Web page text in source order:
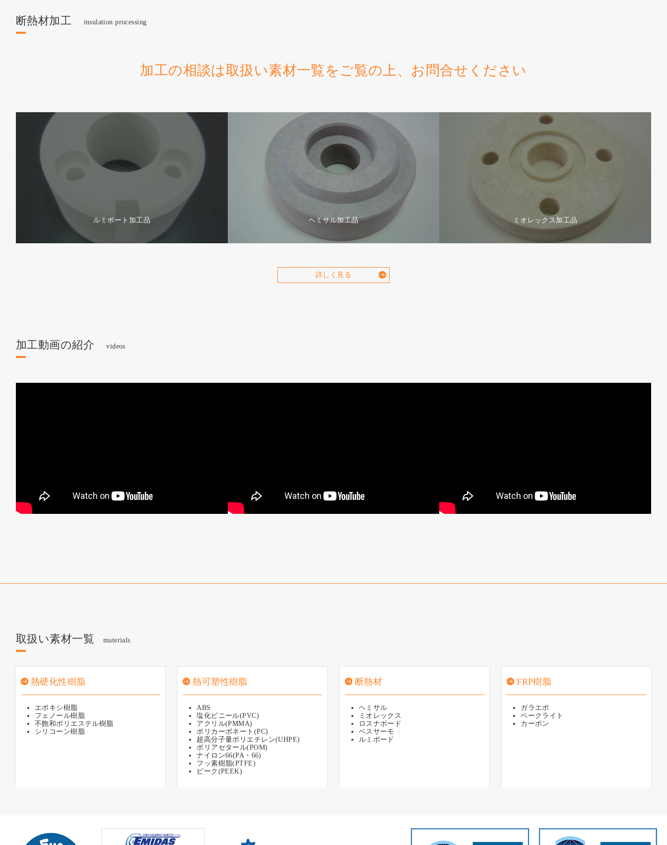
断熱材加工 insulation processing
加工の相談は取扱い素材一覧をご覧の上、お問合せください
ルミボート加工品 ヘミサル加工品 ミオレックス加工品
詳しく見る
加工動画の紹介 videos
取扱い素材一覧 materials
熱硬化性樹脂
エポキシ樹脂
フェノール樹脂
不飽和ポリエステル樹脂
シリコーン樹脂
熱可塑性樹脂
ABS
塩化ビニール(PVC)
アクリル(PMMA)
ポリカーボネート(PC)
超高分子量ポリエチレン(UHPE)
ポリアセタール(POM)
ナイロン66(PA・66)
フッ素樹脂(PTFE)
ピーク(PEEK)
断熱材
ヘミサル
ミオレックス
ロスナボード
ベスサーモ
ルミボード
FRP樹脂
ガラエポ
ベークライト
カーボン